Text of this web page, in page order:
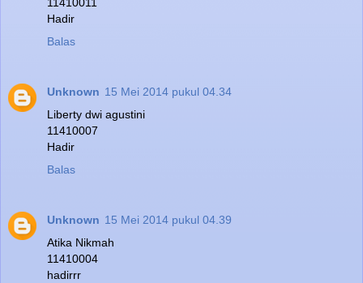
Hadir
Balas
Unknown 15 Mei 2014 pukul 04.34
Liberty dwi agustini
11410007
Hadir
Balas
Unknown 15 Mei 2014 pukul 04.39
Atika Nikmah
11410004
hadirrr